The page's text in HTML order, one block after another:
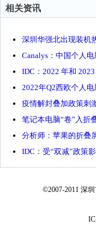
相关资讯
深圳华强北出现装机
Canalys：中国个人电
IDC：2022 年和 2023
2022年Q2西欧个人
疫情解封叠加政策刺
笔记本电脑“卷”入折
分析师：苹果的折叠
IDC：受“双减”政策
©2007-2011 深